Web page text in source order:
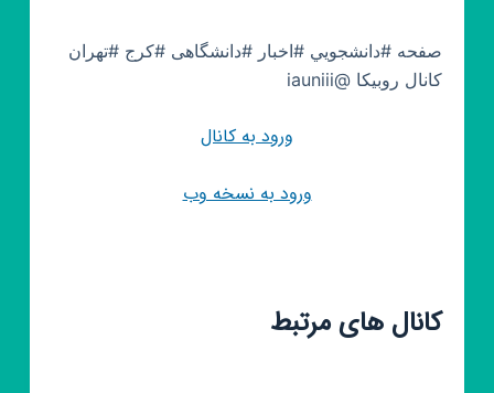
صفحه #دانشجويي #اخبار #دانشگاهی #کرج #تهران
کانال روبیکا @iauniii
ورود به کانال
ورود به نسخه وب
کانال های مرتبط